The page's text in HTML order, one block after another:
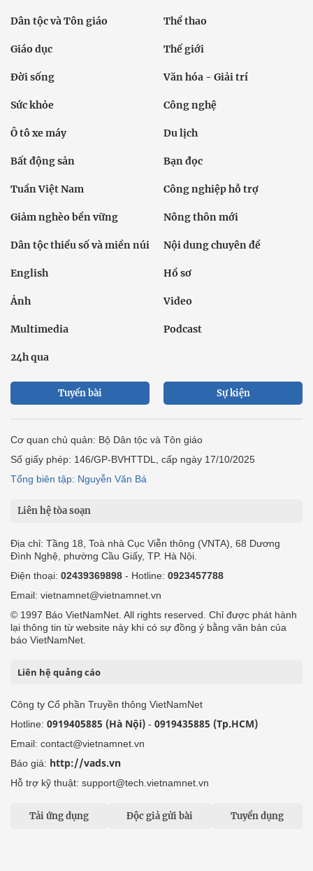
Dân tộc và Tôn giáo Thể thao
Giáo dục Thế giới
Đời sống Văn hóa - Giải trí
Sức khỏe Công nghệ
Ô tô xe máy Du lịch
Bất động sản Bạn đọc
Tuần Việt Nam Công nghiệp hỗ trợ
Giảm nghèo bền vững Nông thôn mới
Dân tộc thiểu số và miền núi Nội dung chuyên đề
English Hồ sơ
Ảnh Video
Multimedia Podcast
24h qua
Tuyến bài Sự kiện
Cơ quan chủ quản: Bộ Dân tộc và Tôn giáo
Số giấy phép: 146/GP-BVHTTDL, cấp ngày 17/10/2025
Tổng biên tập: Nguyễn Văn Bá
Liên hệ tòa soạn
Địa chỉ: Tầng 18, Toà nhà Cục Viễn thông (VNTA), 68 Dương
Đình Nghệ, phường Cầu Giấy, TP. Hà Nội.
Điện thoại: 02439369898 - Hotline: 0923457788
Email: vietnamnet@vietnamnet.vn
© 1997 Báo VietNamNet. All rights reserved. Chỉ được phát hành
lại thông tin từ website này khi có sự đồng ý bằng văn bản của
báo VietNamNet.
Liên hệ quảng cáo
Công ty Cổ phần Truyền thông VietNamNet
Hotline: 0919405885 (Hà Nội) - 0919435885 (Tp.HCM)
Email: contact@vietnamnet.vn
Báo giá: http://vads.vn
Hỗ trợ kỹ thuật: support@tech.vietnamnet.vn
Tải ứng dụng Độc giả gửi bài Tuyển dụng